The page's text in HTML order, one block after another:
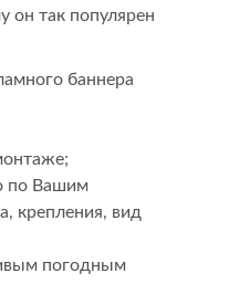
он так популярен
баннера
по Вашим
крепления, вид
погодным